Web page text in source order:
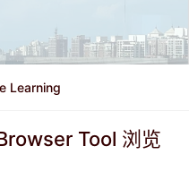
Learning
Tool 浏览